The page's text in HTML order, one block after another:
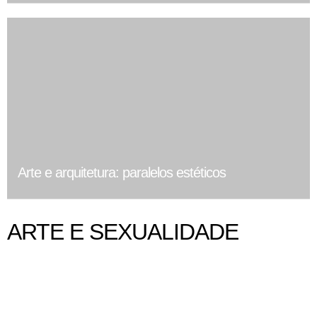
Arte e arquitetura: paralelos estéticos
ARTE E SEXUALIDADE